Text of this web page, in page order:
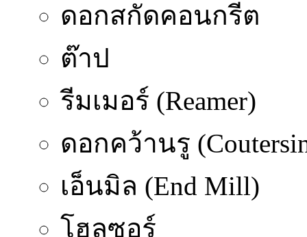
ดอกสกัดคอนกรีต
ต๊าป
รีมเมอร์ (Reamer)
ดอกคว้านรู
เอ็นมิล (End Mill)
โฮลซอร์